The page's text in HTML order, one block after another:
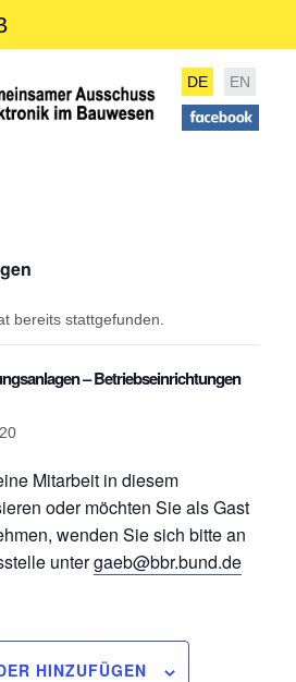
DE EN
bereits stattgefunden.
– Betriebseinrichtungen
Mitarbeit in diesem
oder möchten Sie als Gast
wenden Sie sich bitte an
untergaeb@bbr.bund.de
HINZUFÜGEN